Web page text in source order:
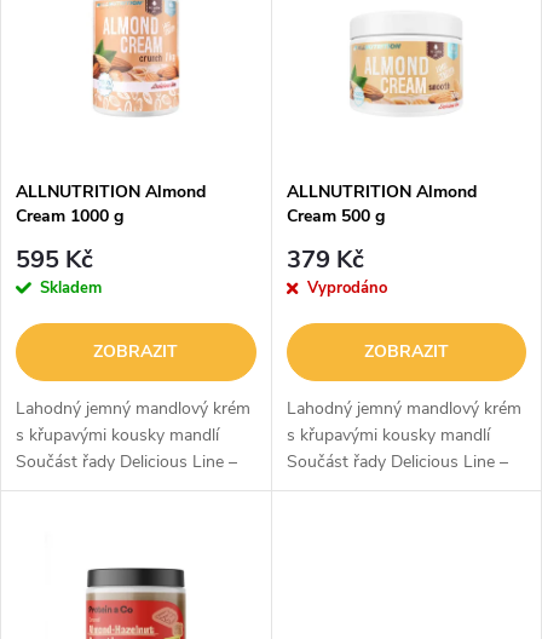
p
r
o
d
u
s
p
r
o
d
u
ALLNUTRITION Almond
Cream 1000 g
595 Kč
Skladem
ZOBRAZIT
Lahodný jemný mandlový krém
s křupavými kousky mandlí
Součást řady Delicious Line –
pro nejnáročnější chuťové
přidaného cukru, soli...
ALLNUTRITION Almond
Cream 500 g
379 Kč
Vyprodáno
ZOBRAZIT
Lahodný jemný mandlový krém
s křupavými kousky mandlí
Součást řady Delicious Line –
pro nejnáročnější chuťové